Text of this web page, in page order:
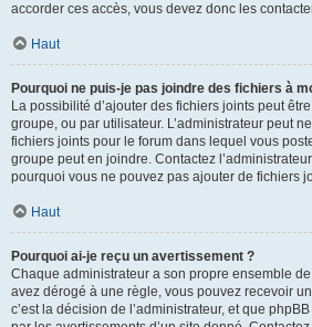
accorder ces accès, vous devez donc les
Haut
Pourquoi ne puis-je pas joindre des fichiers à
La possibilité d’ajouter des fichiers joints peut
groupe, ou par utilisateur. L’administrateur peut
fichiers joints pour le forum dans lequel vous
groupe peut en joindre. Contactez
pourquoi vous ne pouvez pas ajouter de fichiers
Haut
Pourquoi ai-je reçu un avertissement ?
Chaque administrateur a son propre ensemble
avez dérogé à une règle, vous pouvez recevoir
c’est la décision de l’administrateur, et que